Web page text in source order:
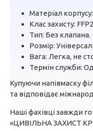
Матеріал
Клас захисту:
Тип: Без клапана.
Розмір:
Вага: Легка, не
Термін служби:
Купуючи напівмаску
та відповідає
Наші фахівці завжди
«ЦИВІЛЬНА ЗАХИСТ